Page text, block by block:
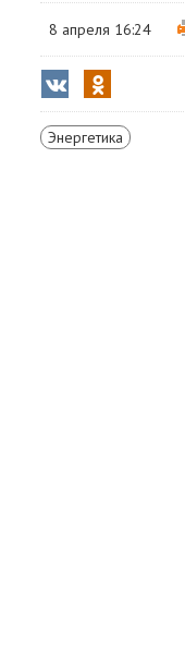
8 апреля 16:24
Энергетика